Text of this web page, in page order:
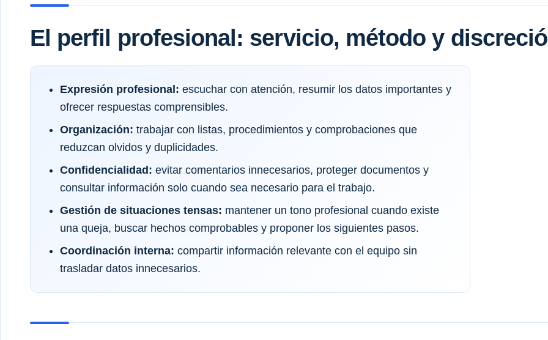
El perfil profesional: servicio, método y
Expresión profesional: escuchar con atención, resumir los datos importantes y
ofrecer respuestas comprensibles.
Organización: trabajar con listas, procedimientos y comprobaciones que
reduzcan olvidos y duplicidades.
Confidencialidad: evitar comentarios innecesarios, proteger documentos y
consultar información solo cuando sea necesario para el trabajo.
Gestión de situaciones tensas: mantener un tono profesional cuando existe
una queja, buscar hechos comprobables y proponer los siguientes pasos.
Coordinación interna: compartir información relevante con el equipo sin
trasladar datos innecesarios.